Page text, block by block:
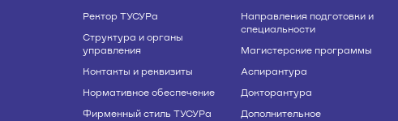
Ректор ТУСУРа
Структура и органы
управления
Контакты и реквизиты
Нормативное обеспечение
Фирменный стиль ТУСУРа
Направления подготовки и
специальности
Магистерские программы
Аспирантура
Докторантура
Дополнительное